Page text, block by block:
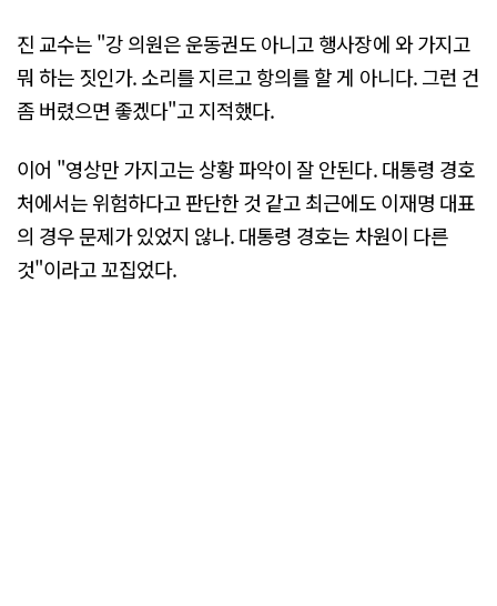
진 교수는 "강 의원은 운동권도 아니고 행사장에 와 가지고
뭐 하는 짓인가. 소리를 지르고 항의를 할 게 아니다. 그런 건
좀 버렸으면 좋겠다"고 지적했다.
이어 "영상만 가지고는 상황 파악이 잘 안된다. 대통령 경호
처에서는 위험하다고 판단한 것 같고 최근에도 이재명 대표
의 경우 문제가 있었지 않나. 대통령 경호는 차원이 다른
것"이라고 꼬집었다.